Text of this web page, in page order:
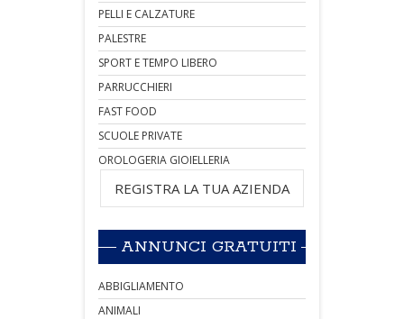
PELLI E CALZATURE
PALESTRE
SPORT E TEMPO LIBERO
PARRUCCHIERI
FAST FOOD
SCUOLE PRIVATE
OROLOGERIA GIOIELLERIA
REGISTRA LA TUA AZIENDA
ANNUNCI GRATUITI
ABBIGLIAMENTO
ANIMALI